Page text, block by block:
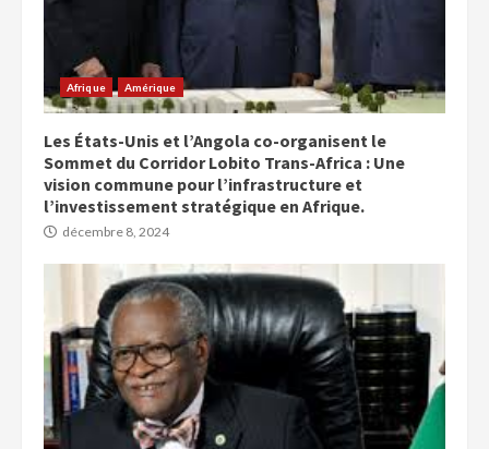
Afrique Amérique
Les États-Unis et l’Angola co-organisent le
Sommet du Corridor Lobito Trans-Africa : Une
vision commune pour l’infrastructure et
l’investissement stratégique en Afrique.
décembre 8, 2024